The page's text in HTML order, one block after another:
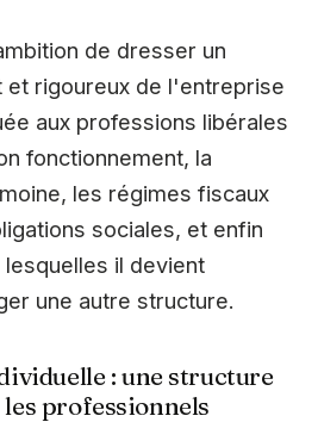
de dresser un
et rigoureux de l'entreprise
aux professions libérales
fonctionnement, la
les régimes fiscaux
sociales, et enfin
il devient
une autre structure.
: une structure
les professionnels